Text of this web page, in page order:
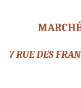
7 RUE DES